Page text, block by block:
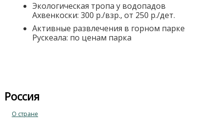
Экологическая тропа у водопадов
Ахвенкоски: 300 р./взр., от 250 р./дет.
Активные развлечения в горном парке
Рускеала: по ценам парка
Россия
О стране